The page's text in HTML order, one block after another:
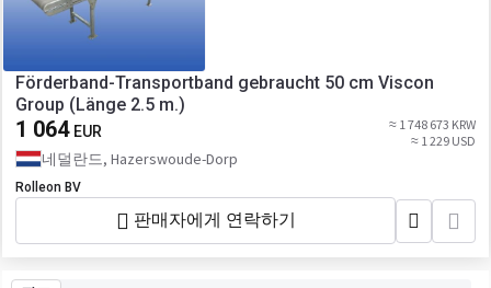
Förderband-Transportband gebraucht 50 cm Viscon
Group (Länge 2.5 m.)
1 064 EUR
≈ 1 748 673 KRW
≈ 1 229 USD
네덜란드, Hazerswoude-Dorp
Rolleon BV
판매자에게 연락하기